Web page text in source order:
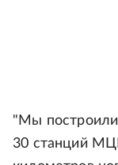
"Мы построили
30 станций